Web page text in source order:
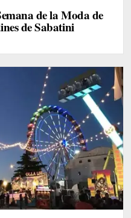
de la Moda de
de Sabatini